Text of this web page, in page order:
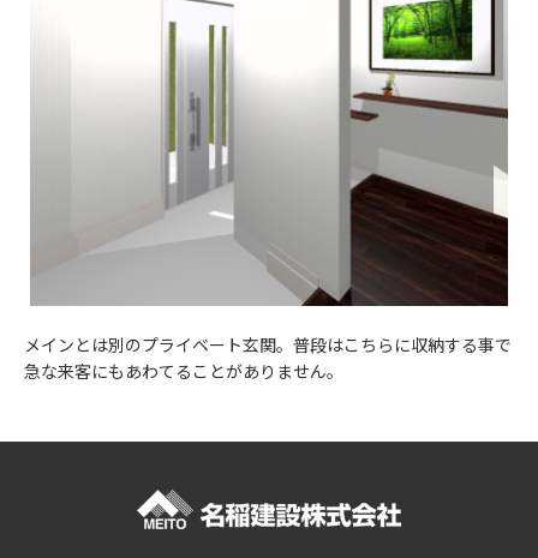
メインとは別のプライベート玄関。普段はこちらに収納する事で
急な来客にもあわてることがありません。